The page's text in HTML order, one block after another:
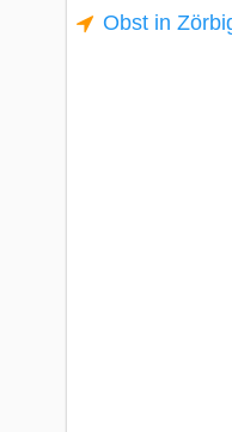
Obst in